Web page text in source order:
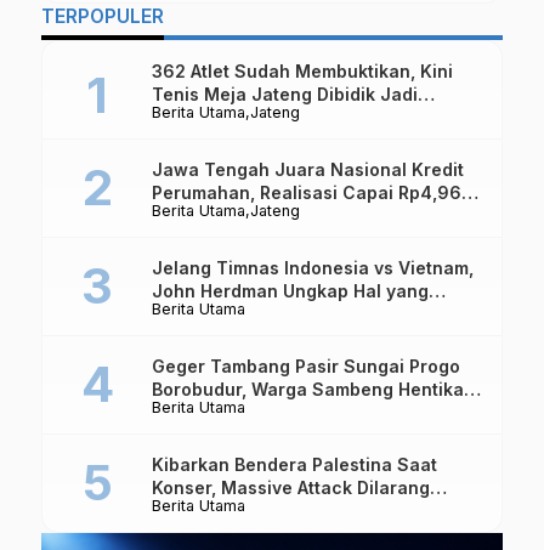
TERPOPULER
Berita Utama Jateng
362 Atlet Sudah Membuktikan, Kini
Tenis Meja Jateng Dibidik Jadi
Kekuatan Nasional
Berita Utama Jateng
Jawa Tengah Juara Nasional Kredit
Perumahan, Realisasi Capai Rp4,96
Triliun
Berita Utama
Jelang Timnas Indonesia vs Vietnam,
John Herdman Ungkap Hal yang
Dipertaruhkan
Berita Utama
Geger Tambang Pasir Sungai Progo
Borobudur, Warga Sambeng Hentikan
Alat Berat dan Usir Truk
Berita Utama
Kibarkan Bendera Palestina Saat
Konser, Massive Attack Dilarang
Masuk Singapura Lagi